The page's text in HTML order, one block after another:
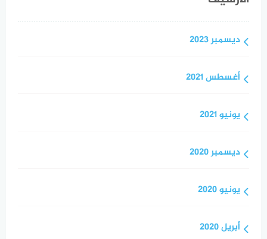
ديسمبر 2023
أغسطس 2021
يونيو 2021
ديسمبر 2020
يونيو 2020
أبريل 2020